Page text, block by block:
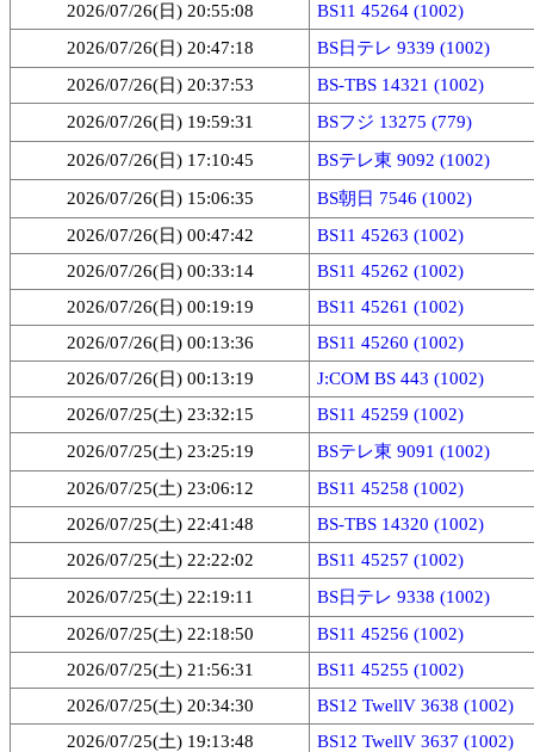
2026/07/26(日) 20:55:08
BS11 45264 (1002)
2026/07/26(日) 20:47:18
BS日テレ 9339 (1002)
2026/07/26(日) 20:37:53
BS-TBS 14321 (1002)
2026/07/26(日) 19:59:31
BSフジ 13275 (779)
2026/07/26(日) 17:10:45
BSテレ東 9092 (1002)
2026/07/26(日) 15:06:35
BS朝日 7546 (1002)
2026/07/26(日) 00:47:42
BS11 45263 (1002)
2026/07/26(日) 00:33:14
BS11 45262 (1002)
2026/07/26(日) 00:19:19
BS11 45261 (1002)
2026/07/26(日) 00:13:36
BS11 45260 (1002)
2026/07/26(日) 00:13:19
J:COM BS 443 (1002)
2026/07/25(土) 23:32:15
BS11 45259 (1002)
2026/07/25(土) 23:25:19
BSテレ東 9091 (1002)
2026/07/25(土) 23:06:12
BS11 45258 (1002)
2026/07/25(土) 22:41:48
BS-TBS 14320 (1002)
2026/07/25(土) 22:22:02
BS11 45257 (1002)
2026/07/25(土) 22:19:11
BS日テレ 9338 (1002)
2026/07/25(土) 22:18:50
BS11 45256 (1002)
2026/07/25(土) 21:56:31
BS11 45255 (1002)
2026/07/25(土) 20:34:30
BS12 TwellV 3638 (1002)
2026/07/25(土) 19:13:48
BS12 TwellV 3637 (1002)